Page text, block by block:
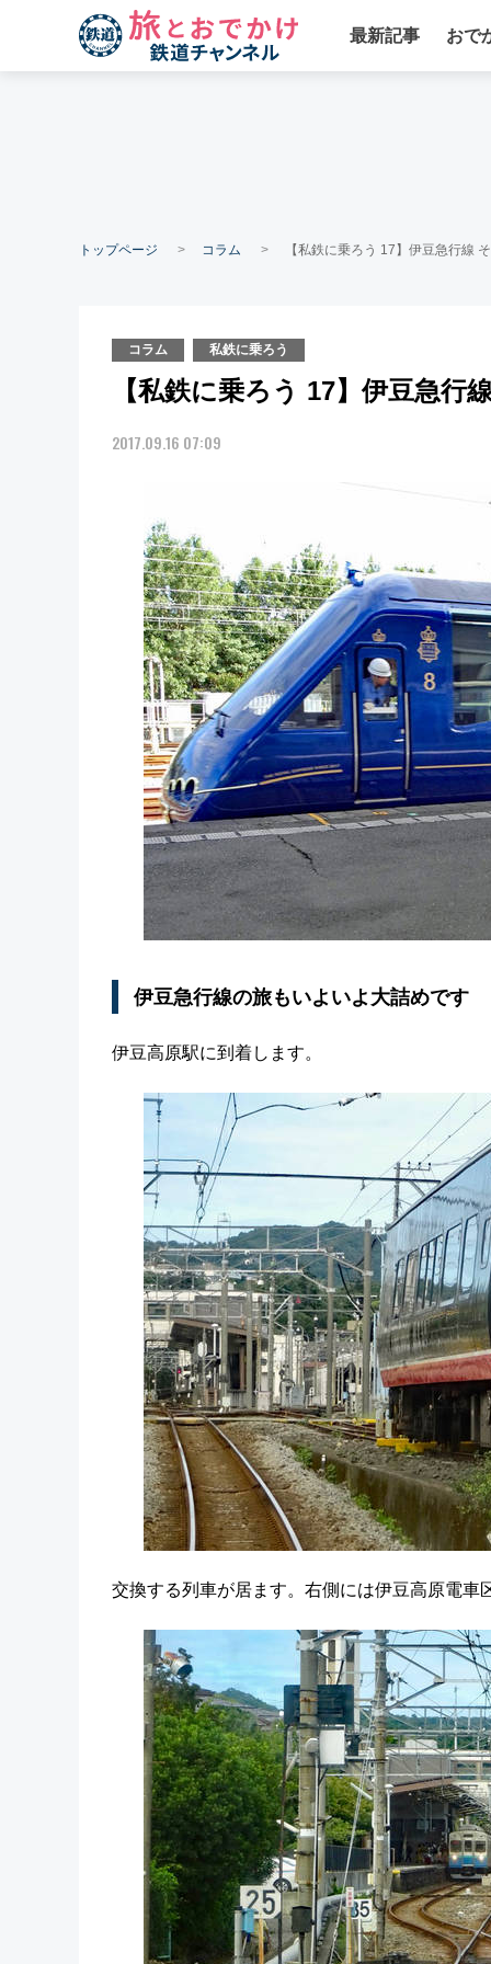
最新記事 おで
トップページ コラム 【私鉄に乗ろう 17】伊豆急行線
コラム 私鉄に乗ろう
【私鉄に乗ろう 17】伊豆急行
2017.09.16 07:09
伊豆急行線の旅もいよいよ大詰めです
伊豆高原駅に到着します。
交換する列車が居ます。右側には伊豆高原電車